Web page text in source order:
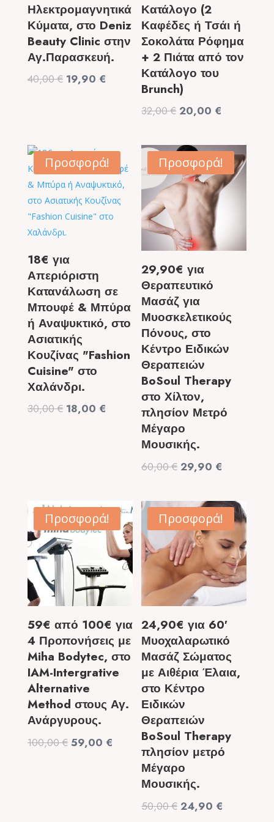
Ηλεκτρομαγνητικά
Κύματα, στο Deniz
Beauty Clinic στην
Αγ.Παρασκευή.
40,00€ Original
19,90 €
τρέχουσα
19,90 €.
Κατάλογο (2
Καφέδες ή Τσάι ή
Σοκολάτα Ρόφημα
+ 2 Πιάτα από τον
Κατάλογο του
Brunch)
32,00€ Original
was:
32,00 €.
20,00 €
τιμή
είναι:
20,00 €.
Προσφορά!
18€ για
Απεριόριστη
Κατανάλωση σε
Μπουφέ & Μπύρα
ή Αναψυκτικό, στο
Ασιατικής
Κουζίνας "Fashion
Cuisine" στο
Χαλάνδρι.
30,00€ Original
18,00 €
τρέχουσα
18,00 €.
Προσφορά!
29,90€ για
Θεραπευτικό
Μασάζ για
Μυοσκελετικούς
Πόνους, στο
Κέντρο Ειδικών
Θεραπειών
BoSoul Therapy
στο Χίλτον,
πλησίον Μετρό
Μέγαρο
Μουσικής.
60,00€ Original
was:
60,00 €.
29,90 €
τιμή
είναι:
29,90 €.
Προσφορά!
59€ από 100€ για
4 Προπονήσεις με
Miha Bodytec, στο
IAM-Intergrative
Alternative
Method στους Αγ.
Ανάργυρους.
100,00€ Original
59,00 €
τρέχουσα
59,00 €.
Προσφορά!
24,90€ για 60′
Μυοχαλαρωτικό
Μασάζ Σώματος
με Αιθέρια Έλαια,
στο Κέντρο
Ειδικών
Θεραπειών
BoSoul Therapy
πλησίον μετρό
Μέγαρο
Μουσικής.
50,00€ Original
24,90 €